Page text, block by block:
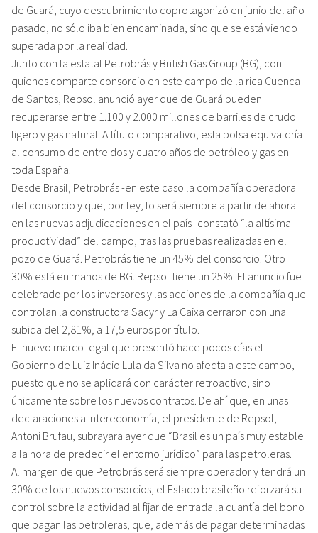
de Guará, cuyo descubrimiento coprotagonizó en junio del año
pasado, no sólo iba bien encaminada, sino que se está viendo
superada por la realidad.
Junto con la estatal Petrobrás y British Gas Group (BG), con
quienes comparte consorcio en este campo de la rica Cuenca
de Santos, Repsol anunció ayer que de Guará pueden
recuperarse entre 1.100 y 2.000 millones de barriles de crudo
ligero y gas natural. A título comparativo, esta bolsa equivaldría
al consumo de entre dos y cuatro años de petróleo y gas en
toda España.
Desde Brasil, Petrobrás -en este caso la compañía operadora
del consorcio y que, por ley, lo será siempre a partir de ahora
en las nuevas adjudicaciones en el país- constató “la altísima
productividad” del campo, tras las pruebas realizadas en el
pozo de Guará. Petrobrás tiene un 45% del consorcio. Otro
30% está en manos de BG. Repsol tiene un 25%. El anuncio fue
celebrado por los inversores y las acciones de la compañía que
controlan la constructora Sacyr y La Caixa cerraron con una
subida del 2,81%, a 17,5 euros por título.
El nuevo marco legal que presentó hace pocos días el
Gobierno de Luiz Inácio Lula da Silva no afecta a este campo,
puesto que no se aplicará con carácter retroactivo, sino
únicamente sobre los nuevos contratos. De ahí que, en unas
declaraciones a Intereconomía, el presidente de Repsol,
Antoni Brufau, subrayara ayer que “Brasil es un país muy estable
a la hora de predecir el entorno jurídico” para las petroleras.
Al margen de que Petrobrás será siempre operador y tendrá un
30% de los nuevos consorcios, el Estado brasileño reforzará su
control sobre la actividad al fijar de entrada la cuantía del bono
que pagan las petroleras, que, además de pagar determinadas